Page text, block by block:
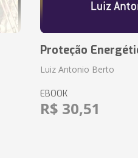
Proteção
Luiz Antonio Berto
EBOOK
R$ 30,51